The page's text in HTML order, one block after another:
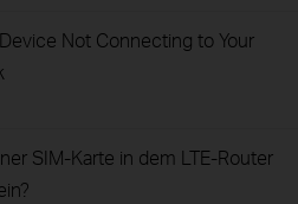
Not Connecting to Your
SIM-Karte in dem LTE-Router